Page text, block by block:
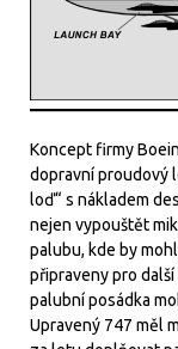
Koncept firmy
dopravní proudový
loď“ s nákladem
nejen vypouštět
palubu, kde by
připraveny pro
palubní posádka
Upravený 747 měl